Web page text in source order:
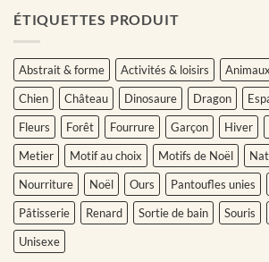
ÉTIQUETTES PRODUIT
Abstrait & forme Activités & loisirs Animaux
Chien
Château Dinosaure Dragon
Fleurs
Forêt Fourrure Garçon Hiver
Metier
Motif au choix Motifs de Noël
Nourriture
Noël Ours Pantoufles unies
Pâtisserie
Renard Sortie de bain Souris
Unisexe